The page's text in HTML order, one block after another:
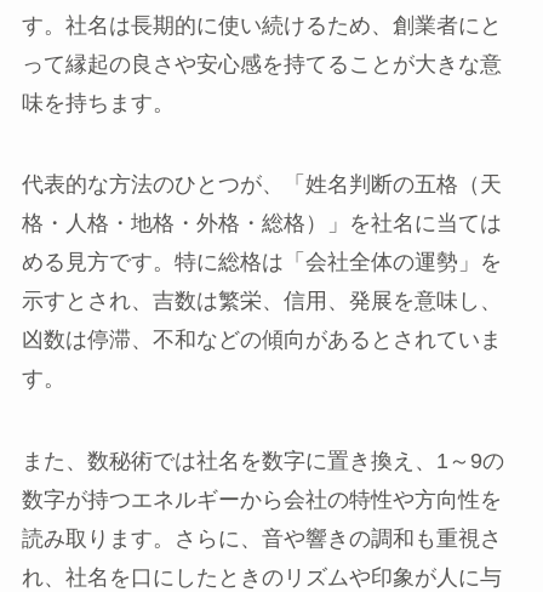
す。社名は長期的に使い続けるため、創業者にと
って縁起の良さや安心感を持てることが大きな意
味を持ちます。
代表的な方法のひとつが、「姓名判断の五格（天
格・人格・地格・外格・総格）」を社名に当ては
める見方です。特に総格は「会社全体の運勢」を
示すとされ、吉数は繁栄、信用、発展を意味し、
凶数は停滞、不和などの傾向があるとされていま
す。
また、数秘術では社名を数字に置き換え、1～9の
数字が持つエネルギーから会社の特性や方向性を
読み取ります。さらに、音や響きの調和も重視さ
れ、社名を口にしたときのリズムや印象が人に与